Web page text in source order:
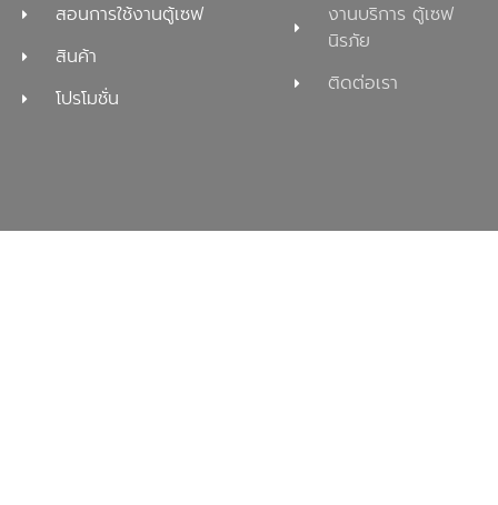
สอนการใช้งานตู้เซฟ
สินค้า
โปรโมชั่น
งานบริการ ตู้เซฟ
นิรภัย
ติดต่อเรา